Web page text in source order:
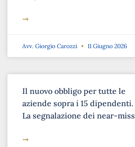
➞
Avv. Giorgio Carozzi 11 Giugno 2026
Il nuovo obbligo per tutte le
aziende sopra i 15 dipendenti.
La segnalazione dei near-
➞